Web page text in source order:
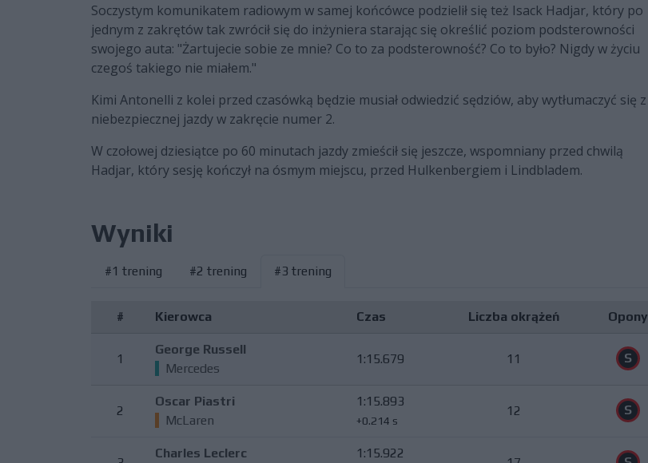
Soczystym komunikatem radiowym w samej końcówce podzielił się też Isack Hadjar, który po
jednym z zakrętów tak zwrócił się do inżyniera starając się określić poziom podsterowności
swojego auta: "Żartujecie sobie ze mnie? Co to za podsterowność? Co to było? Nigdy w życiu
czegoś takiego nie miałem."
Kimi Antonelli z kolei przed czasówką będzie musiał odwiedzić sędziów, aby wytłumaczyć się z
niebezpiecznej jazdy w zakręcie numer 2.
W czołowej dziesiątce po 60 minutach jazdy zmieścił się jeszcze, wspomniany przed chwilą
Hadjar, który sesję kończył na ósmym miejscu, przed Hulkenbergiem i Lindbladem.
Wyniki
#1 trening #2 trening #3 trening
# Kierowca Czas Liczba okrążeń Opony
1
George Russell
Mercedes
1:15.679 11 S
2
Oscar Piastri
McLaren
1:15.893
+0.214 s
12 S
Charles Leclerc 1:15.922